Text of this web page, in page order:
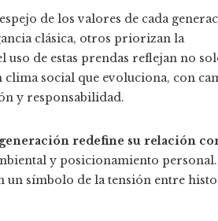
de los valores de cada
clásica, otros priorizan la
uso de estas prendas reflejan no
social que evoluciona, con
y responsabilidad.
redefine su relación
y posicionamiento personal.
un símbolo de la tensión entre